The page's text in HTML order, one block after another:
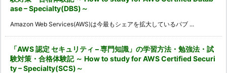
ase – Specialty(DBS)～
Amazon Web Services(AWS)は今最もシェアを拡大しているパブ ...
「AWS 認定 セキュリティ – 専門知識」の学習方法・勉強法・試
験対策・合格体験記 ～ How to study for AWS Certified Securi
ty – Specialty(SCS)～